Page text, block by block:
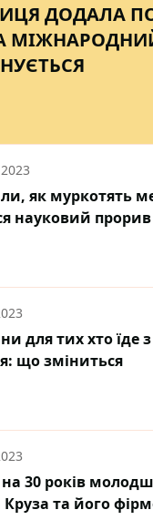
ДОДАЛА
як муркотять
науковий прорив
для тих хто їде
що зміниться
30 років
Круза та його